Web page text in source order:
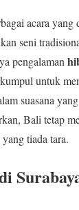
acara yang
seni
pengalaman
untuk
suasana
Bali tetap
tiada tara.